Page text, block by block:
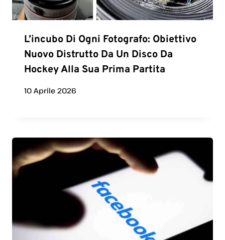
L’incubo Di Ogni Fotografo: Obiettivo
Nuovo Distrutto Da Un Disco Da
Hockey Alla Sua Prima Partita
10 Aprile 2026